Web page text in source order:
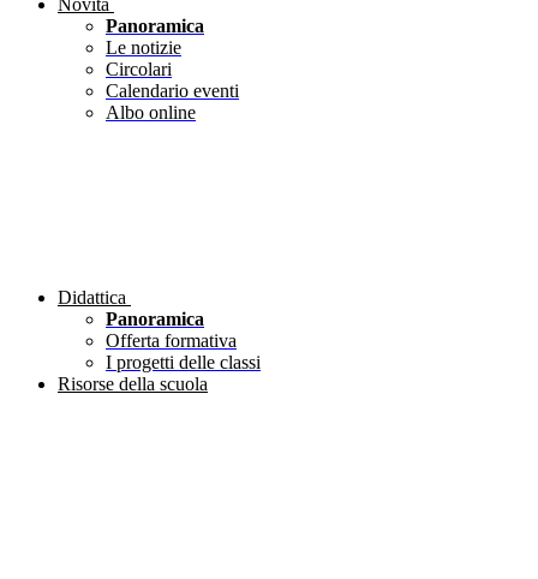
Novità
Panoramica
Le notizie
Circolari
Calendario eventi
Albo online
Didattica
Panoramica
Offerta formativa
I progetti delle classi
Risorse della scuola